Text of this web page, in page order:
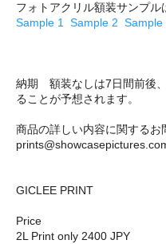
フォトアクリル額装サンプル
Sample 1
Sample 2 Sample
納期 額装なしは7日間前後
ることが予想されます。
商品の詳しい内容に関するお
GICLEE PRINT
Price
2L Print only 2400 JPY